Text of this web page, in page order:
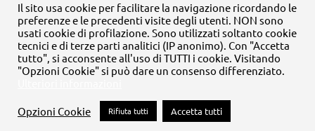
© Copyright 2020 -2026 | Tutti i diritti riservati | MyFpm è un
progetto dellaFondazione Palazzo Magnani
FacebookInstagram
TwitterLinkedInYouTube
Il sito usa cookie per facilitare la navigazione ricordando le
preferenze e le precedenti visite degli utenti. NON sono
usati cookie di profilazione. Sono utilizzati soltanto cookie
tecnici e di terze parti analitici (IP anonimo). Con "Accetta
tutto", si acconsente all'uso di TUTTI i cookie. Visitando
"Opzioni Cookie" si può dare un consenso differenziato.
Opzioni Cookie Rifiuta tutti Accetta tutti